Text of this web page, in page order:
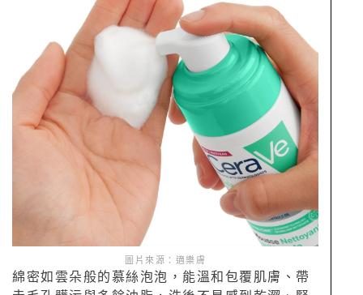
圖片來源：適樂膚
綿密如雲朵般的慕絲泡泡，能溫和包覆肌膚、帶